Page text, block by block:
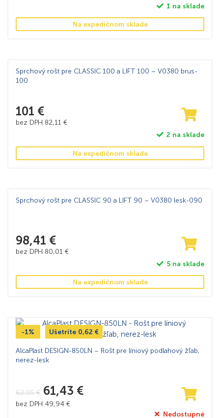
1 na sklade
Na expedičnom sklade
Sprchový rošt pre CLASSIC 100 a LIFT 100 – V0380 brus-
100
101 €
bez DPH 82,11 €
2 na sklade
Na expedičnom sklade
Sprchový rošt pre CLASSIC 90 a LIFT 90 – V0380 lesk-090
98,41 €
bez DPH 80,01 €
5 na sklade
Na expedičnom sklade
-1% Ušetríte 0,62 €
AlcaPlast DESIGN-850LN – Rošt pre líniový podlahový žľab,
nerez-lesk
62,05€ 61,43 €
bez DPH 49,94 €
Nedostupné